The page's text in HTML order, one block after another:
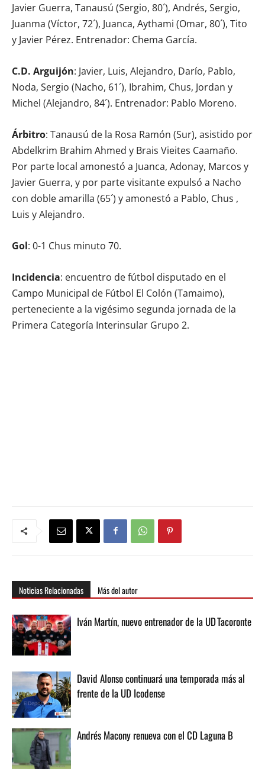
Javier Guerra, Tanausú (Sergio, 80´), Andrés, Sergio,
Juanma (Víctor, 72´), Juanca, Aythami (Omar, 80´), Tito
y Javier Pérez. Entrenador: Chema García.
C.D. Arguijón: Javier, Luis, Alejandro, Darío, Pablo,
Noda, Sergio (Nacho, 61´), Ibrahim, Chus, Jordan y
Michel (Alejandro, 84´). Entrenador: Pablo Moreno.
Árbitro: Tanausú de la Rosa Ramón (Sur), asistido por
Abdelkrim Brahim Ahmed y Brais Vieites Caamaño.
Por parte local amonestó a Juanca, Adonay, Marcos y
Javier Guerra, y por parte visitante expulsó a Nacho
con doble amarilla (65´) y amonestó a Pablo, Chus ,
Luis y Alejandro.
Gol: 0-1 Chus minuto 70.
Incidencia: encuentro de fútbol disputado en el
Campo Municipal de Fútbol El Colón (Tamaimo),
perteneciente a la vigésimo segunda jornada de la
Primera Categoría Interinsular Grupo 2.
Noticias Relacionadas Más del autor
Iván Martín, nuevo entrenador de la UD Tacoronte
David Alonso continuará una temporada más al
frente de la UD Icodense
Andrés Macony renueva con el CD Laguna B